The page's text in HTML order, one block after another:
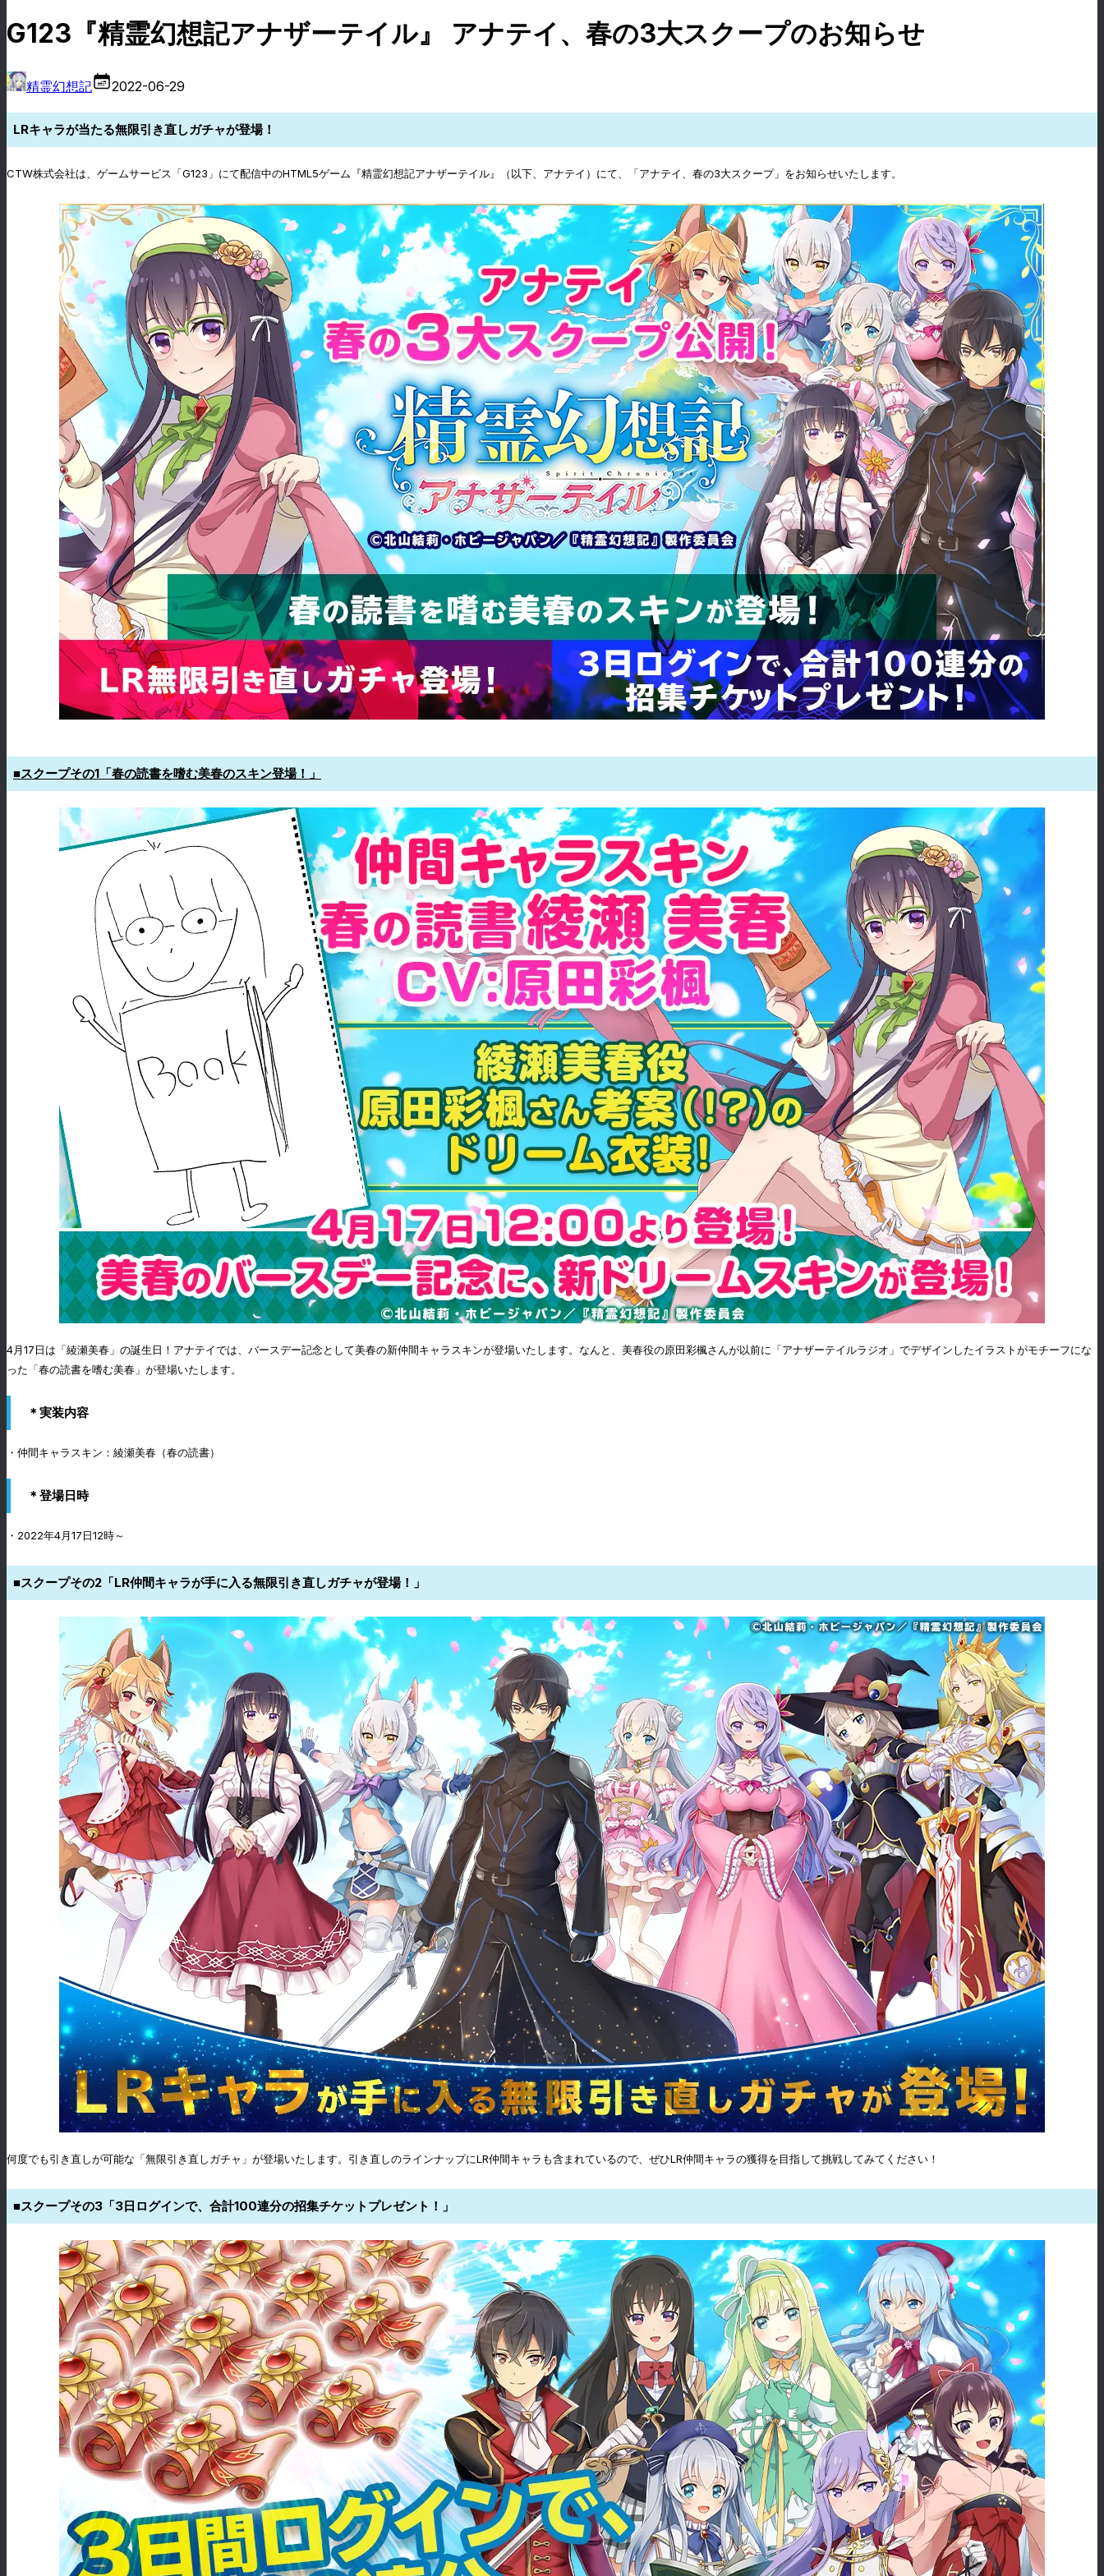
G123『精霊幻想記アナザーテイル』 アナテイ、春の3大スクープのお知らせ
精霊幻想記 2022-06-29
LRキャラが当たる無限引き直しガチャが登場！
CTW株式会社は、ゲームサービス「G123」にて配信中のHTML5ゲーム『精霊幻想記アナザーテイル』（以下、アナテイ）にて、「アナテイ、春の3大スクープ」をお知らせいたします。
■スクープその1「春の読書を嗜む美春のスキン登場！」
4月17日は「綾瀬美春」の誕生日！アナテイでは、バースデー記念として美春の新仲間キャラスキンが登場いたします。なんと、美春役の原田彩楓さんが以前に「アナザーテイルラジオ」でデザインしたイラストがモチーフにな
った「春の読書を嗜む美春」が登場いたします。
＊実装内容
・仲間キャラスキン：綾瀬美春（春の読書）
＊登場日時
・2022年4月17日12時～
■スクープその2「LR仲間キャラが手に入る無限引き直しガチャが登場！」
何度でも引き直しが可能な「無限引き直しガチャ」が登場いたします。引き直しのラインナップにLR仲間キャラも含まれているので、ぜひLR仲間キャラの獲得を目指して挑戦してみてください！
■スクープその3「3日ログインで、合計100連分の招集チケットプレゼント！」